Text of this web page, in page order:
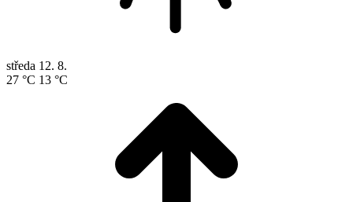
středa 12. 8.
27 °C 13 °C